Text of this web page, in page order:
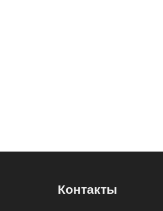
Контакты